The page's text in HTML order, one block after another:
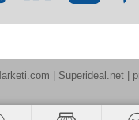
| Superideal.net |